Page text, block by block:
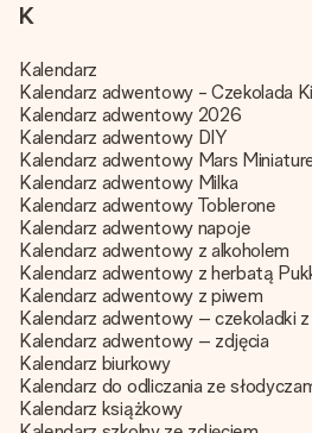
K
Kalendarz
Kalendarz adwentowy - Czekolada
Kalendarz adwentowy 2026
Kalendarz adwentowy DIY
Kalendarz adwentowy Mars
Kalendarz adwentowy Milka
Kalendarz adwentowy Toblerone
Kalendarz adwentowy napoje
Kalendarz adwentowy z alkoholem
Kalendarz adwentowy z herbatą
Kalendarz adwentowy z piwem
Kalendarz adwentowy – czekoladki
Kalendarz adwentowy – zdjęcia
Kalendarz biurkowy
Kalendarz do odliczania ze
Kalendarz książkowy